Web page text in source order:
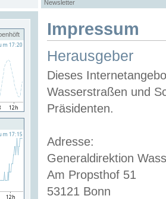
Newsletter
Impressum
Herausgeber
Dieses
Wasserstraßen und
Präsidenten.
Adresse:
Generaldirektion
Am Propsthof 51
53121 Bonn